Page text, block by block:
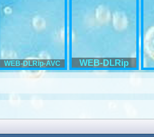
WEB-DLRip-AVC WEB-DLRip